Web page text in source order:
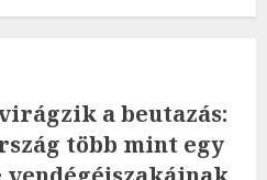
a beutazás:
több mint egy